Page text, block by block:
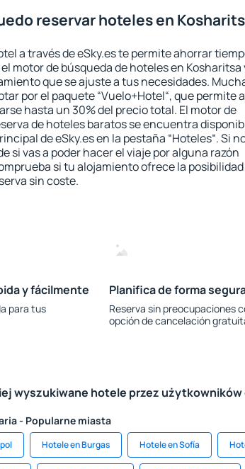
reservar hoteles en
a través de eSky.es te permite ahorrar
motor de búsqueda de hoteles en Kosharitsa
que se ajuste a tus necesidades.
por el paquete “Vuelo+Hotel“, que permite
hasta un 30% del precio total. El motor de
de hoteles baratos se encuentra
de eSky.es en la pestaña “Hoteles“. Si
si vas a poder hacer el viaje por alguna razón
si tu alojamiento ofrece la
sin coste.
y fácilmente
para tus
Planifica de forma
Reserva sin preocupaciones
opción de cancelación
wyszukiwane hotele przez użytkowników
- Popularne miasta
Hotele en Burgas Hotele en Sofía